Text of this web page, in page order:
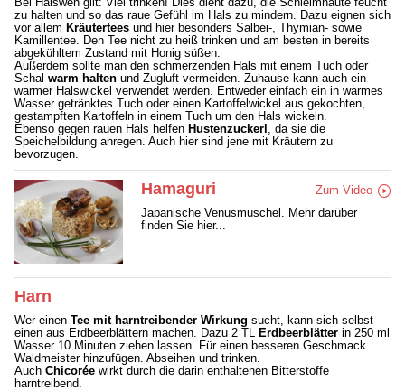
zu halten und so das raue Gefühl im Hals zu mindern. Dazu eignen sich
vor allem Kräutertees und hier besonders Salbei-, Thymian- sowie
Kamillentee. Den Tee nicht zu heiß trinken und am besten in bereits
abgekühltem Zustand mit Honig süßen.
Außerdem sollte man den schmerzenden Hals mit einem Tuch oder
Schal warm halten und Zugluft vermeiden. Zuhause kann auch ein
warmer Halswickel verwendet werden. Entweder einfach ein in warmes
Wasser getränktes Tuch oder einen Kartoffelwickel aus gekochten,
gestampften Kartoffeln in einem Tuch um den Hals wickeln.
Ebenso gegen rauen Hals helfen Hustenzuckerl , da sie die
Speichelbildung anregen. Auch hier sind jene mit Kräutern zu
bevorzugen.
Zum Video
Hamaguri
Japanische Venusmuschel. Mehr darüber
finden Sie hier...
Harn
Wer einen Tee mit harntreibender Wirkung sucht, kann sich selbst
einen aus Erdbeerblättern machen. Dazu 2 TL Erdbeerblätter in 250 ml
Wasser 10 Minuten ziehen lassen. Für einen besseren Geschmack
Waldmeister hinzufügen. Abseihen und trinken.
Auch Chicorée wirkt durch die darin enthaltenen Bitterstoffe
harntreibend.